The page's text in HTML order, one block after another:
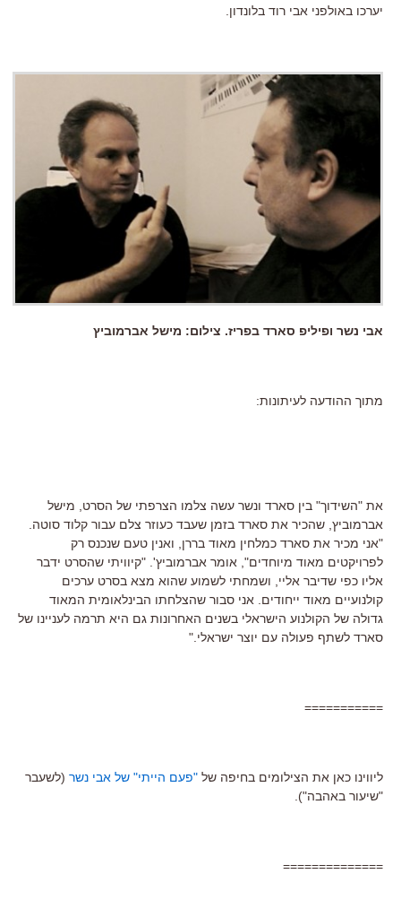
יערכו באולפני אבי רוד בלונדון.
אבי נשר ופיליפ סארד בפריז. צילום: מישל אברמוביץ
מתוך ההודעה לעיתונות:
את "השידוך" בין סארד ונשר עשה צלמו הצרפתי של הסרט, מישל
אברמוביץ, שהכיר את סארד בזמן שעבד כעוזר צלם עבור קלוד סוטה.
"אני מכיר את סארד כמלחין מאוד בררן, ואנין טעם שנכנס רק
לפרויקטים מאוד מיוחדים", אומר אברמוביץ'. "קיוויתי שהסרט ידבר
אליו כפי שדיבר אליי, ושמחתי לשמוע שהוא מצא בסרט ערכים
קולנועיים מאוד ייחודים. אני סבור שהצלחתו הבינלאומית המאוד
גדולה של הקולנוע הישראלי בשנים האחרונות גם היא תרמה לעניינו של
סארד לשתף פעולה עם יוצר ישראלי."
===========
ליווינו כאן את הצילומים בחיפה של "פעם הייתי" של אבי נשר (לשעבר
"שיעור באהבה").
==============